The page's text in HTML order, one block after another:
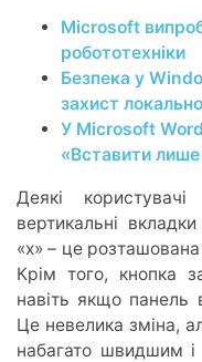
Microsoft
робототехніки
Безпека у
захист
У Microsoft
«Вставити
Деякі
вертикальні
«x» – це розташована
Крім того, кнопка
навіть якщо панель
Це невелика зміна,
набагато швидшим